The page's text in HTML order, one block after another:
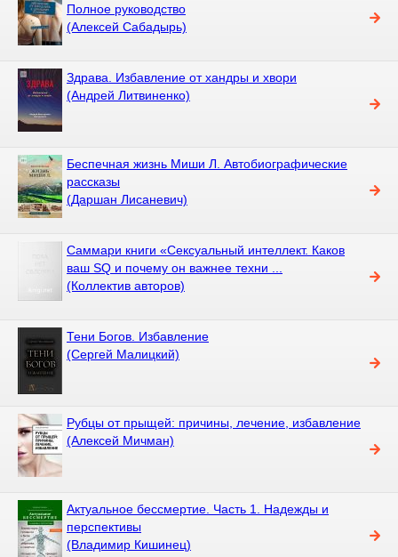
Полное руководство
(Алексей Сабадырь)
Здрава. Избавление от хандры и хвори
(Андрей Литвиненко)
Беспечная жизнь Миши Л. Автобиографические
рассказы
(Даршан Лисаневич)
Саммари книги «Сексуальный интеллект. Каков
ваш SQ и почему он важнее техни ...
(Коллектив авторов)
Тени Богов. Избавление
(Сергей Малицкий)
Рубцы от прыщей: причины, лечение, избавление
(Алексей Мичман)
Актуальное бессмертие. Часть 1. Надежды и
перспективы
(Владимир Кишинец)